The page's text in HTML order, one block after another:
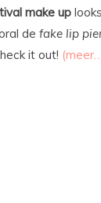
make up
de fake lip
it out!